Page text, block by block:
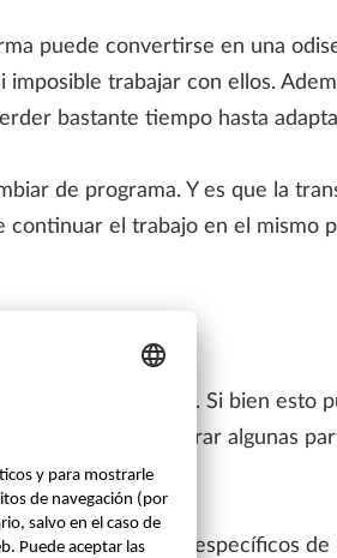
puede convertirse en una
trabajar con ellos.
bastante tiempo hasta
de programa. Y es que la
continuar el trabajo en el mismo
un único programa. Si bien esto
puede lastrar algunas
aspectos más específicos de